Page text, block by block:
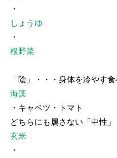
・
しょうゆ
・
根野菜
「陰」・・・身体を冷やす
海藻
・キャベツ・トマト
どちらにも属さない「中性」
玄米
・